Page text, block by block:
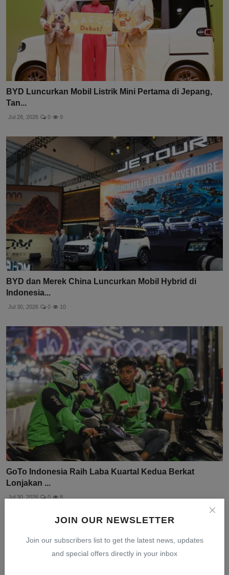
JOIN OUR NEWSLETTER
Join our subscribers list to get the latest news, updates
and special offers directly in your inbox
BYD Luncurkan Mobil Listrik Mini Pertama di Jepang,
Tan...
Jul 28, 2026 0 9
BYD dan Merek China Luncurkan Mobil Hybrid di
Indonesia...
Jul 30, 2026 0 10
GoTo Indonesia Raih Laba Kuartal Kedua Berkat
Lonjakan ...
Jul 30, 2026 0 8